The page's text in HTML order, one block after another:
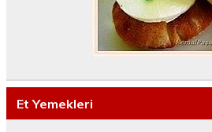
Et Yemekleri